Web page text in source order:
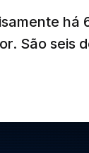
há
São seis